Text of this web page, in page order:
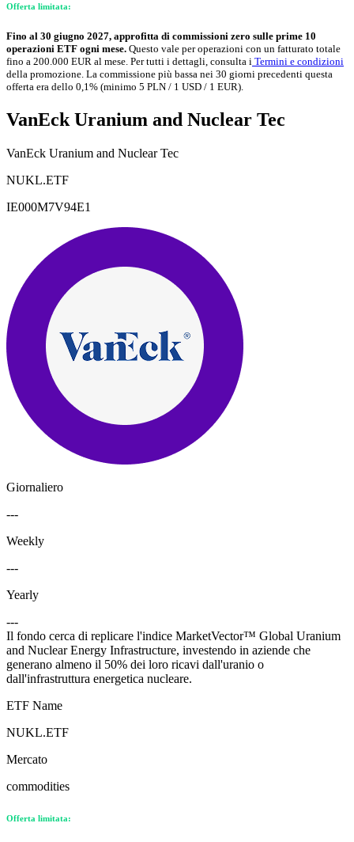
Offerta limitata:
Fino al 30 giugno 2027, approfitta di commissioni zero sulle prime 10
operazioni ETF ogni mese. Questo vale per operazioni con un fatturato totale
fino a 200.000 EUR al mese. Per tutti i dettagli, consulta i Termini e condizioni
della promozione. La commissione più bassa nei 30 giorni precedenti questa
offerta era dello 0,1% (minimo 5 PLN / 1 USD / 1 EUR).
VanEck Uranium and Nuclear Tec
VanEck Uranium and Nuclear Tec
NUKL.ETF
IE000M7V94E1
Giornaliero
---
Weekly
---
Yearly
---
Il fondo cerca di replicare l'indice MarketVector™ Global Uranium
and Nuclear Energy Infrastructure, investendo in aziende che
generano almeno il 50% dei loro ricavi dall'uranio o
dall'infrastruttura energetica nucleare.
ETF Name
NUKL.ETF
Mercato
commodities
Offerta limitata: